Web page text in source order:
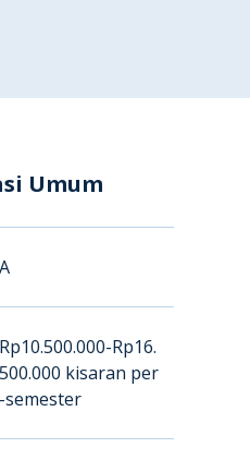
Umum
A
Rp10.500.000-Rp16.
500.000 kisaran per
-semester